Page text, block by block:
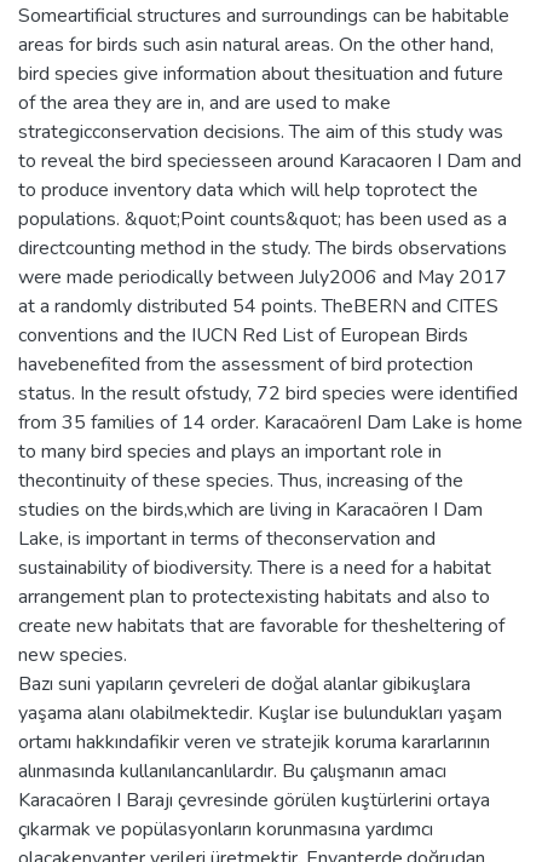
Someartificial structures and surroundings can be habitable
areas for birds such asin natural areas. On the other hand,
bird species give information about thesituation and future
of the area they are in, and are used to make
strategicconservation decisions. The aim of this study was
to reveal the bird speciesseen around Karacaoren I Dam and
to produce inventory data which will help toprotect the
populations. &quot;Point counts&quot; has been used as a
directcounting method in the study. The birds observations
were made periodically between July2006 and May 2017
at a randomly distributed 54 points. TheBERN and CITES
conventions and the IUCN Red List of European Birds
havebenefited from the assessment of bird protection
status. In the result ofstudy, 72 bird species were identified
from 35 families of 14 order. KaracaörenI Dam Lake is home
to many bird species and plays an important role in
thecontinuity of these species. Thus, increasing of the
studies on the birds,which are living in Karacaören I Dam
Lake, is important in terms of theconservation and
sustainability of biodiversity. There is a need for a habitat
arrangement plan to protectexisting habitats and also to
create new habitats that are favorable for thesheltering of
new species.
Bazı suni yapıların çevreleri de doğal alanlar gibikuşlara
yaşama alanı olabilmektedir. Kuşlar ise bulundukları yaşam
ortamı hakkındafikir veren ve stratejik koruma kararlarının
alınmasında kullanılancanlılardır. Bu çalışmanın amacı
Karacaören I Barajı çevresinde görülen kuştürlerini ortaya
çıkarmak ve popülasyonların korunmasına yardımcı